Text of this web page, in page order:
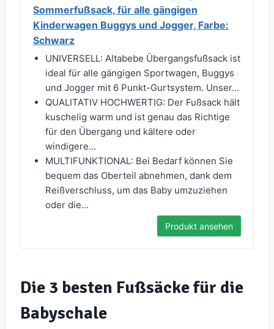
Sommerfußsack, für alle gängigen
Kinderwagen Buggys und Jogger, Farbe:
Schwarz
UNIVERSELL: Altabebe Übergangsfußsack ist
ideal für alle gängigen Sportwagen, Buggys
und Jogger mit 6 Punkt-Gurtsystem. Unser...
QUALITATIV HOCHWERTIG: Der Fußsack hält
kuschelig warm und ist genau das Richtige
für den Übergang und kältere oder
windigere...
MULTIFUNKTIONAL: Bei Bedarf können Sie
bequem das Oberteil abnehmen, dank dem
Reißverschluss, um das Baby umzuziehen
oder die...
Produkt ansehen
Die 3 besten Fußsäcke für die
Babyschale